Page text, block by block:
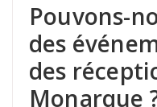
Pouvons-
des
des
Monarque